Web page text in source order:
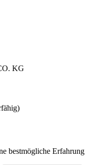
KG
bestmögliche Erfahrung